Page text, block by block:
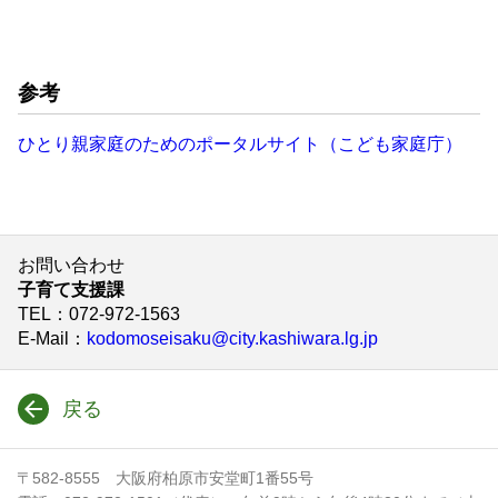
参考
ひとり親家庭のためのポータルサイト（こども家庭庁）
お問い合わせ
子育て支援課
TEL ：072-972-1563
E-Mail
： kodomoseisaku@city.kashiwara.lg.jp
戻る
〒582-8555 大阪府柏原市安堂町1番55号